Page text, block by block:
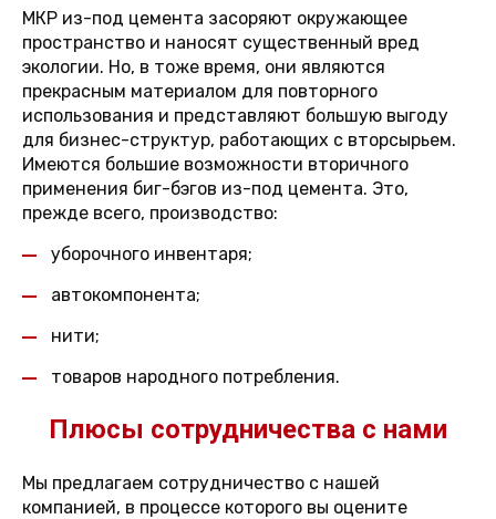
МКР из-под цемента засоряют окружающее
пространство и наносят существенный вред
экологии. Но, в тоже время, они являются
прекрасным материалом для повторного
использования и представляют большую выгоду
для бизнес-структур, работающих с вторсырьем.
Имеются большие возможности вторичного
применения биг-бэгов из-под цемента. Это,
прежде всего, производство:
уборочного инвентаря;
автокомпонента;
нити;
товаров народного потребления.
Плюсы сотрудничества с нами
Мы предлагаем сотрудничество с нашей
компанией, в процессе которого вы оцените